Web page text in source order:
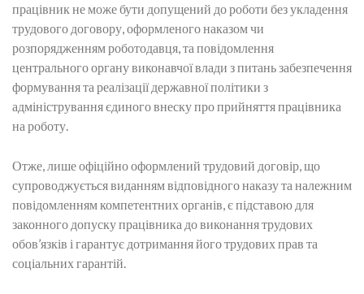
працівник не може бути допущений до роботи без укладення
трудового договору, оформленого наказом чи
розпорядженням роботодавця, та повідомлення
центрального органу виконавчої влади з питань забезпечення
формування та реалізації державної політики з
адміністрування єдиного внеску про прийняття працівника
на роботу.
Отже, лише офіційно оформлений трудовий договір, що
супроводжується виданням відповідного наказу та належним
повідомленням компетентних органів, є підставою для
законного допуску працівника до виконання трудових
обов’язків і гарантує дотримання його трудових прав та
соціальних гарантій.